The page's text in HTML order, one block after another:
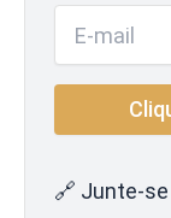
🔗 Junte-